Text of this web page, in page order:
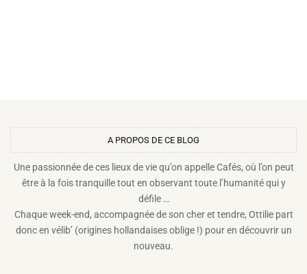
A PROPOS DE CE BLOG​
Une passionnée de ces lieux de vie qu’on appelle Cafés, où l’on peut
être à la fois tranquille tout en observant toute l’humanité qui y
défile …
Chaque week-end, accompagnée de son cher et tendre, Ottilie part
donc en vélib’ (origines hollandaises oblige !) pour en découvrir un
nouveau.